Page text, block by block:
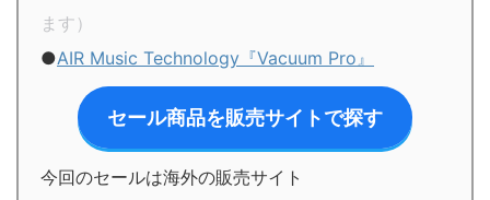
ます）
●AIR Music Technology『Vacuum Pro』
セール商品を販売サイトで探す
今回のセールは海外の販売サイト